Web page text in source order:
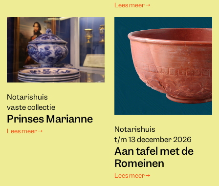
Lees meer →
Notarishuis
vaste collectie
Prinses Marianne
Lees meer →
Notarishuis
t/m 13 december 2026
Aan tafel met de
Romeinen
Lees meer →